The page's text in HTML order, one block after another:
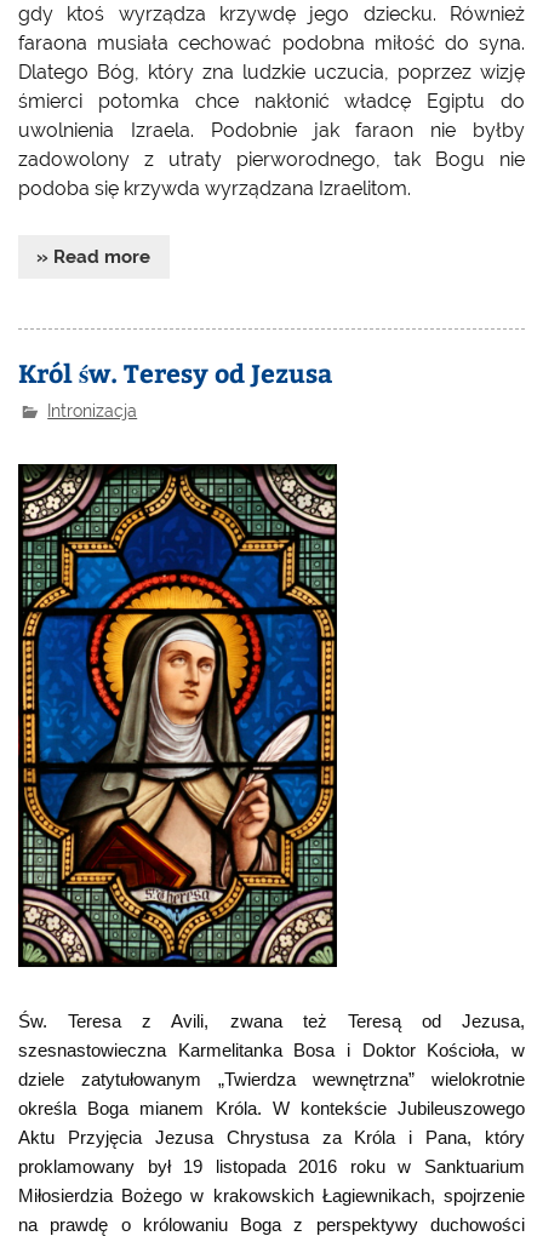
gdy ktoś wyrządza krzywdę jego dziecku. Również
faraona musiała cechować podobna miłość do syna.
Dlatego Bóg, który zna ludzkie uczucia, poprzez wizję
śmierci potomka chce nakłonić władcę Egiptu do
uwolnienia Izraela. Podobnie jak faraon nie byłby
zadowolony z utraty pierworodnego, tak Bogu nie
podoba się krzywda wyrządzana Izraelitom.
» Read more
Król św. Teresy od Jezusa
Intronizacja
Św. Teresa z Avili, zwana też Teresą od Jezusa,
szesnastowieczna Karmelitanka Bosa i Doktor Kościoła, w
dziele zatytułowanym „Twierdza wewnętrzna” wielokrotnie
określa Boga mianem Króla. W kontekście Jubileuszowego
Aktu Przyjęcia Jezusa Chrystusa za Króla i Pana, który
proklamowany był 19 listopada 2016 roku w Sanktuarium
Miłosierdzia Bożego w krakowskich Łagiewnikach, spojrzenie
na prawdę o królowaniu Boga z perspektywy duchowości